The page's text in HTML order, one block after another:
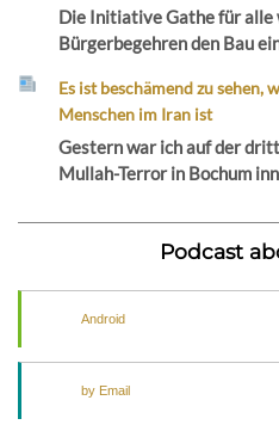
Die Initiative Gathe für alle
Bürgerbegehren den Bau
Es ist beschämend zu
Menschen im Iran ist
Gestern war ich auf der
Mullah-Terror in Bochum
Podcast
Android
by Email